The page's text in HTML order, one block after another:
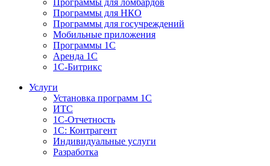
Программы для НКО
Программы для госучреждений
Мобильные приложения
Программы 1С
Аренда 1С
1С-Битрикс
Услуги
Установка программ 1С
ИТС
1С-Отчетность
1С: Контрагент
Индивидуальные услуги
Разработка